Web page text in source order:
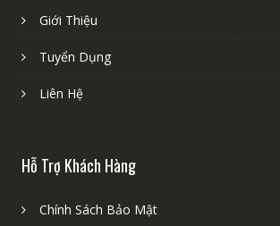
Giới Thiệu
Tuyển Dụng
Liên Hệ
Hỗ Trợ Khách Hàng
Chính Sách Bảo Mật